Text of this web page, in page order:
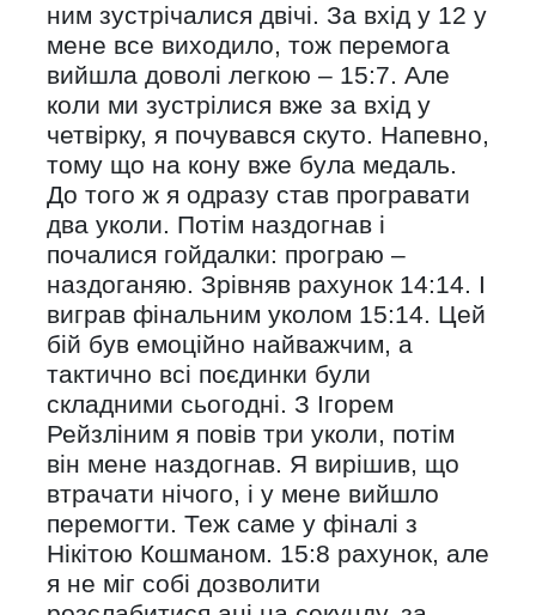
ним зустрічалися двічі. За вхід у 12 у
мене все виходило, тож перемога
вийшла доволі легкою – 15:7. Але
коли ми зустрілися вже за вхід у
четвірку, я почувався скуто. Напевно,
тому що на кону вже була медаль.
До того ж я одразу став програвати
два уколи. Потім наздогнав і
почалися гойдалки: програю –
наздоганяю. Зрівняв рахунок 14:14. І
виграв фінальним уколом 15:14. Цей
бій був емоційно найважчим, а
тактично всі поєдинки були
складними сьогодні. З Ігорем
Рейзліним я повів три уколи, потім
він мене наздогнав. Я вирішив, що
втрачати нічого, і у мене вийшло
перемогти. Теж саме у фіналі з
Нікітою Кошманом. 15:8 рахунок, але
я не міг собі дозволити